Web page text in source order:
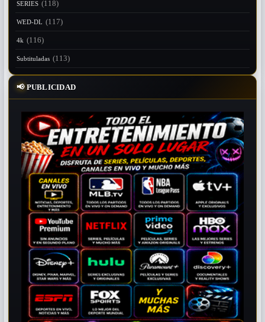
SERIES (118)
WED-DL (117)
4k (116)
Subtituladas (113)
📢PUBLICIDAD